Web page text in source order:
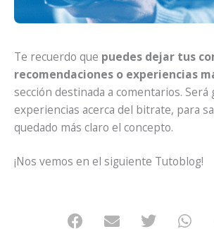
Te recuerdo que puedes dejar tus
recomendaciones o experiencias
sección destinada a comentarios.
experiencias acerca del bitrate, para
quedado más claro el concepto.
¡Nos vemos en el siguiente Tutoblog!